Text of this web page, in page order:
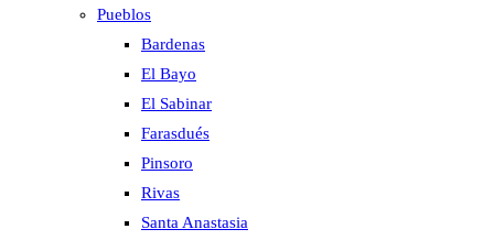
Pueblos
Bardenas
El Bayo
El Sabinar
Farasdués
Pinsoro
Rivas
Santa Anastasia